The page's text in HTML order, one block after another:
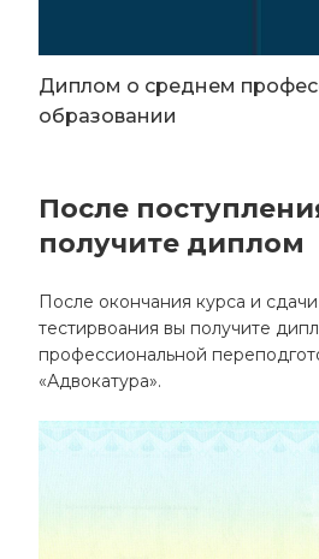
Диплом о среднем
образовании
После
получите диплом
После окончания курса и сдачи
тестирвоания вы получите
профессиональной
«Адвокатура».